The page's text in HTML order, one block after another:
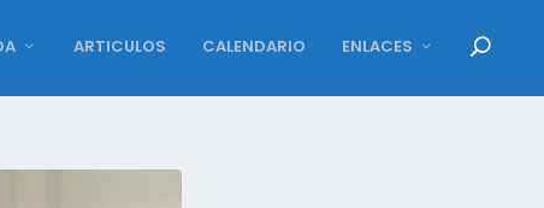
ARTICULOS CALENDARIO ENLACES